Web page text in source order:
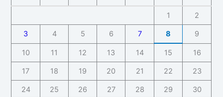
1 2
3 4 5 6 7 8 9
10 11 12 13 14 15 16
17 18 19 20 21 22 23
24 25 26 27 28 29 30